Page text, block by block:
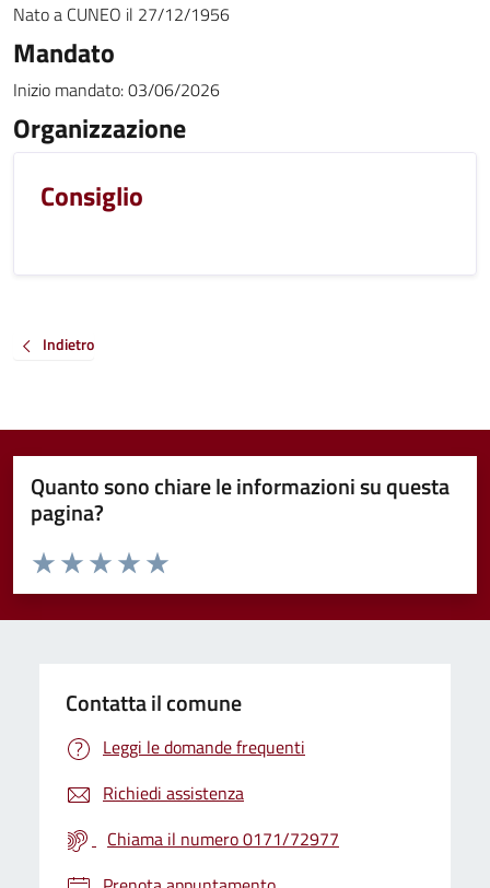
Nato a CUNEO il 27/12/1956
Mandato
Inizio mandato:03/06/2026
Organizzazione
Consiglio
Indietro
Quanto sono chiare le informazioni su questa
pagina?
Valuta da 1 a 5 stelle la pagina
Valuta 5 stelle su 5
Valuta 4 stelle su 5
Valuta 3 stelle su 5
Valuta 2 stelle su 5
Valuta 1 stelle su 5
Contatta il comune
Leggi le domande frequenti
Richiedi assistenza
Chiama il numero 0171/72977